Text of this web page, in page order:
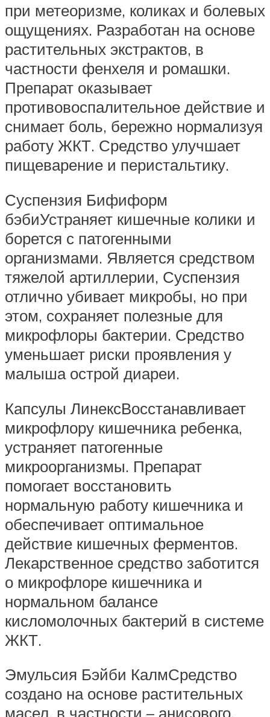
при метеоризме, коликах и болевых
ощущениях. Разработан на основе
растительных экстрактов, в
частности фенхеля и ромашки.
Препарат оказывает
противовоспалительное действие и
снимает боль, бережно нормализуя
работу ЖКТ. Средство улучшает
пищеварение и перистальтику.
Суспензия Бифиформ
бэбиУстраняет кишечные колики и
борется с патогенными
организмами. Является средством
тяжелой артиллерии, Суспензия
отлично убивает микробы, но при
этом, сохраняет полезные для
микрофлоры бактерии. Средство
уменьшает риски проявления у
малыша острой диареи.
Капсулы ЛинексВосстанавливает
микрофлору кишечника ребенка,
устраняет патогенные
микроорганизмы. Препарат
помогает восстановить
нормальную работу кишечника и
обеспечивает оптимальное
действие кишечных ферментов.
Лекарственное средство заботится
о микрофлоре кишечника и
нормальном балансе
кисломолочных бактерий в системе
ЖКТ.
Эмульсия Бэйби КалмСредство
создано на основе растительных
масел, в частности – анисового,